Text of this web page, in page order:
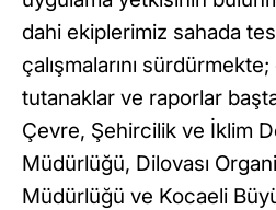
dahi ekiplerimiz sahada
çalışmalarını
tutanaklar ve raporlar
Çevre, Şehircilik ve İklim
Müdürlüğü, Dilovası
Müdürlüğü ve Kocaeli